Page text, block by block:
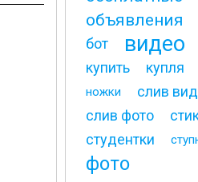
объявления
бот видео
купить купля
ножки
слив
слив фото
студентки
фото